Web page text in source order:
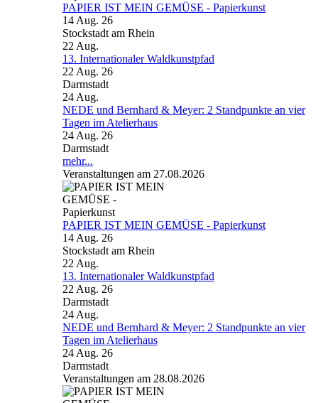
PAPIER IST MEIN GEMÜSE - Papierkunst
14 Aug. 26
Stockstadt am Rhein
22 Aug.
13. Internationaler Waldkunstpfad
22 Aug. 26
Darmstadt
24 Aug.
NEDE und Bernhard & Meyer: 2 Standpunkte an vier
Tagen im Atelierhaus
24 Aug. 26
Darmstadt
mehr...
Veranstaltungen am 27.08.2026
PAPIER IST MEIN GEMÜSE - Papierkunst
14 Aug. 26
Stockstadt am Rhein
22 Aug.
13. Internationaler Waldkunstpfad
22 Aug. 26
Darmstadt
24 Aug.
NEDE und Bernhard & Meyer: 2 Standpunkte an vier
Tagen im Atelierhaus
24 Aug. 26
Darmstadt
Veranstaltungen am 28.08.2026